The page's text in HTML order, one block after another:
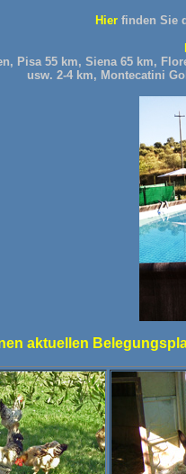
Hierfinden Sie
Pisa 55 km, Siena 65 km,
usw. 2-4 km, Montecatini
aktuellen